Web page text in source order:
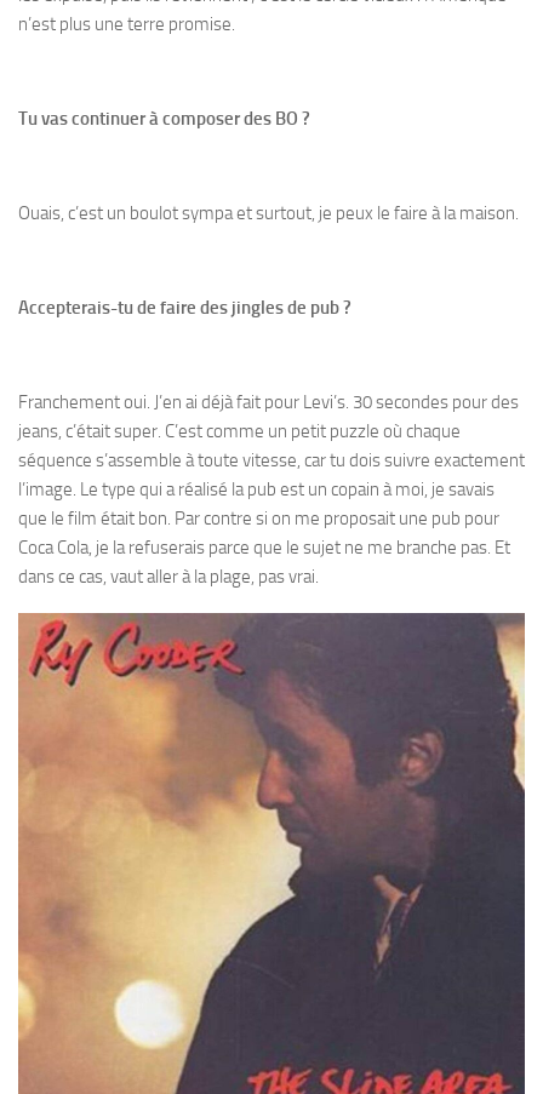
n’est plus une terre promise.
Tu vas continuer à composer des BO ?
Ouais, c’est un boulot sympa et surtout, je peux le faire à la maison.
Accepterais-tu de faire des jingles de pub ?
Franchement oui. J’en ai déjà fait pour Levi’s. 30 secondes pour des
jeans, c’était super. C’est comme un petit puzzle où chaque
séquence s’assemble à toute vitesse, car tu dois suivre exactement
l’image. Le type qui a réalisé la pub est un copain à moi, je savais
que le film était bon. Par contre si on me proposait une pub pour
Coca Cola, je la refuserais parce que le sujet ne me branche pas. Et
dans ce cas, vaut aller à la plage, pas vrai.